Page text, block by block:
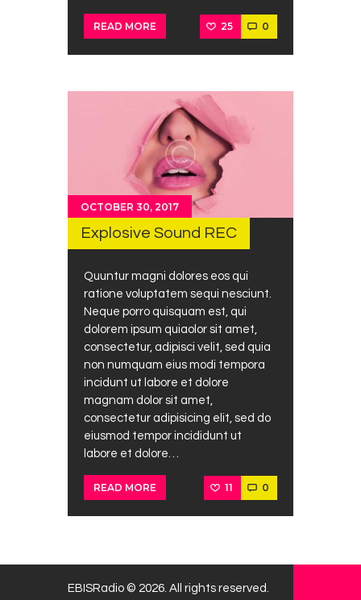
READ MORE 25 0
OCTOBER 30, 2017
Explosive Sound REC
Quuntur magni dolores eos qui
ratione voluptatem sequi nesciunt.
Neque porro quisquam est, qui
dolorem ipsum quiaolor sit amet,
consectetur, adipisci velit, sed quia
non numquam eius modi tempora
incidunt ut labore et dolore
magnam dolor sit amet,
consectetur adipisicing elit, sed do
eiusmod tempor incididunt ut
labore et dolore…
READ MORE 11 0
EBISRadio © 2026. All rights reserved.